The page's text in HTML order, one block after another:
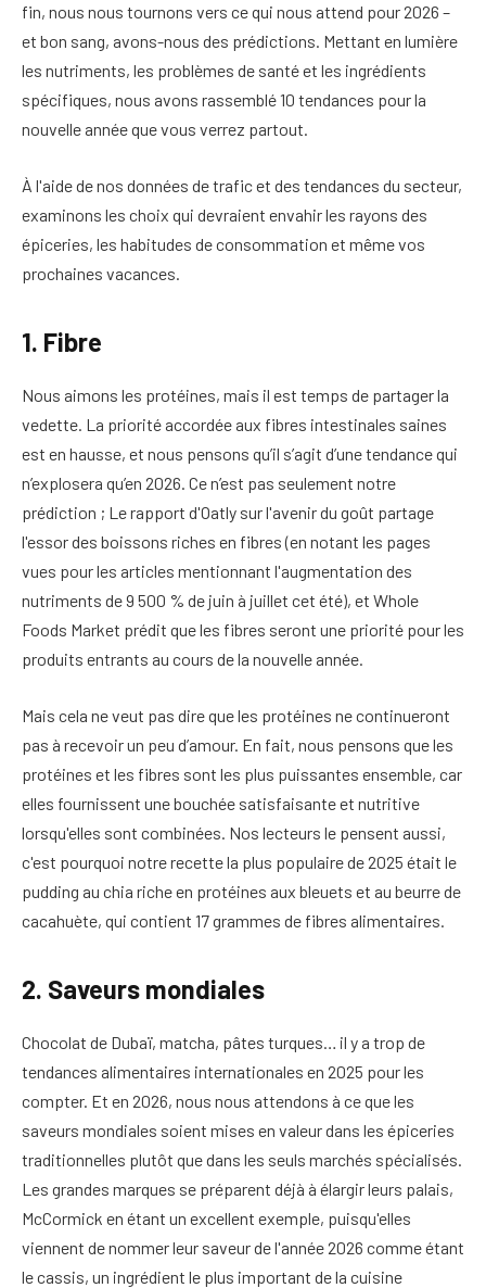
fin, nous nous tournons vers ce qui nous attend pour 2026 –
et bon sang, avons-nous des prédictions. Mettant en lumière
les nutriments, les problèmes de santé et les ingrédients
spécifiques, nous avons rassemblé 10 tendances pour la
nouvelle année que vous verrez partout.
À l'aide de nos données de trafic et des tendances du secteur,
examinons les choix qui devraient envahir les rayons des
épiceries, les habitudes de consommation et même vos
prochaines vacances.
1. Fibre
Nous aimons les protéines, mais il est temps de partager la
vedette. La priorité accordée aux fibres intestinales saines
est en hausse, et nous pensons qu’il s’agit d’une tendance qui
n’explosera qu’en 2026. Ce n’est pas seulement notre
prédiction ; Le rapport d'Oatly sur l'avenir du goût partage
l'essor des boissons riches en fibres (en notant les pages
vues pour les articles mentionnant l'augmentation des
nutriments de 9 500 % de juin à juillet cet été), et Whole
Foods Market prédit que les fibres seront une priorité pour les
produits entrants au cours de la nouvelle année.
Mais cela ne veut pas dire que les protéines ne continueront
pas à recevoir un peu d’amour. En fait, nous pensons que les
protéines et les fibres sont les plus puissantes ensemble, car
elles fournissent une bouchée satisfaisante et nutritive
lorsqu'elles sont combinées. Nos lecteurs le pensent aussi,
c'est pourquoi notre recette la plus populaire de 2025 était le
pudding au chia riche en protéines aux bleuets et au beurre de
cacahuète, qui contient 17 grammes de fibres alimentaires.
2. Saveurs mondiales
Chocolat de Dubaï, matcha, pâtes turques… il y a trop de
tendances alimentaires internationales en 2025 pour les
compter. Et en 2026, nous nous attendons à ce que les
saveurs mondiales soient mises en valeur dans les épiceries
traditionnelles plutôt que dans les seuls marchés spécialisés.
Les grandes marques se préparent déjà à élargir leurs palais,
McCormick en étant un excellent exemple, puisqu'elles
viennent de nommer leur saveur de l'année 2026 comme étant
le cassis, un ingrédient le plus important de la cuisine